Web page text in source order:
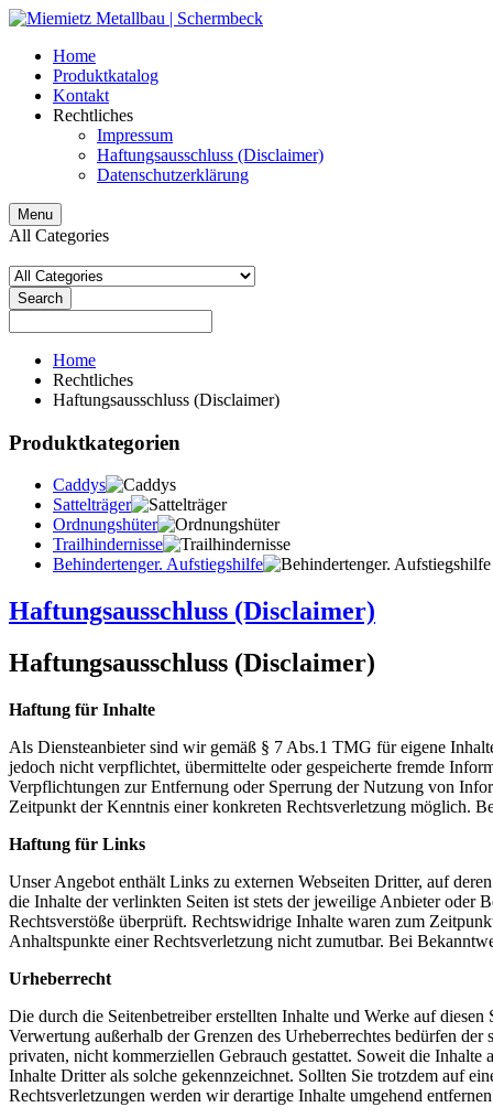
Home
Produktkatalog
Kontakt
Rechtliches
Impressum
Haftungsausschluss (Disclaimer)
Datenschutzerklärung
Menu
All Categories
Search
Home
Rechtliches
Haftungsausschluss (Disclaimer)
Produktkategorien
Caddys
Sattelträger
Ordnungshüter
Trailhindernisse
Behindertenger. Aufstiegshilfe
Haftungsausschluss (Disclaimer)
Haftungsausschluss (Disclaimer)
Haftung für Inhalte
Als Diensteanbieter sind wir gemäß § 7 Abs.1 TMG für eigene
jedoch nicht verpflichtet, übermittelte oder gespeicherte fremde
Verpflichtungen zur Entfernung oder Sperrung der Nutzung von
Zeitpunkt der Kenntnis einer konkreten Rechtsverletzung möglich.
Haftung für Links
Unser Angebot enthält Links zu externen Webseiten Dritter, auf
die Inhalte der verlinkten Seiten ist stets der jeweilige Anbieter
Rechtsverstöße überprüft. Rechtswidrige Inhalte waren zum
Anhaltspunkte einer Rechtsverletzung nicht zumutbar. Bei
Urheberrecht
Die durch die Seitenbetreiber erstellten Inhalte und Werke auf
Verwertung außerhalb der Grenzen des Urheberrechtes bedürfen
privaten, nicht kommerziellen Gebrauch gestattet. Soweit die
Inhalte Dritter als solche gekennzeichnet. Sollten Sie trotzdem auf
Rechtsverletzungen werden wir derartige Inhalte umgehend